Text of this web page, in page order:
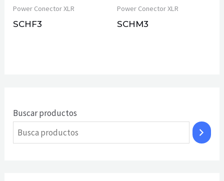
Buscar productos
Power Conector XLR
SCHF3
Power Conector XLR
SCHM3